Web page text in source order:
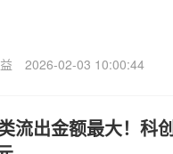
2026-02-03 10:00:44
流出金额最大！科